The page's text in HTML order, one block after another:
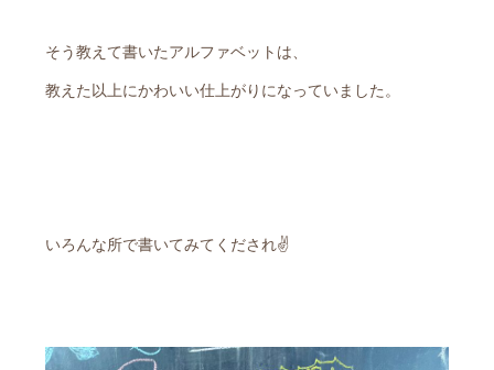
そう教えて書いたアルファベットは、
教えた以上にかわいい仕上がりになっていました。
いろんな所で書いてみてくだされ✌️